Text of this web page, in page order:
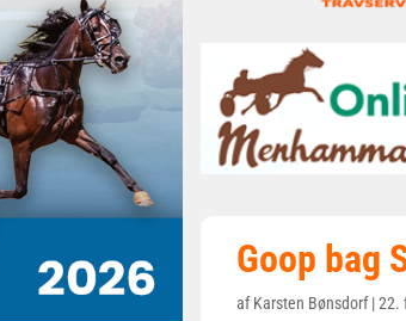
Goop bag
afKarsten Bønsdorf|22.